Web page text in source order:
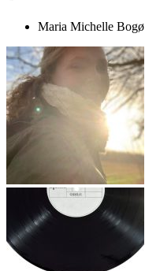
Maria Michelle Bogø